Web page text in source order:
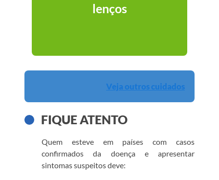
lenços
Veja outros cuidados
FIQUE ATENTO
Quem esteve em países com casos
confirmados da doença e apresentar
sintomas suspeitos deve: